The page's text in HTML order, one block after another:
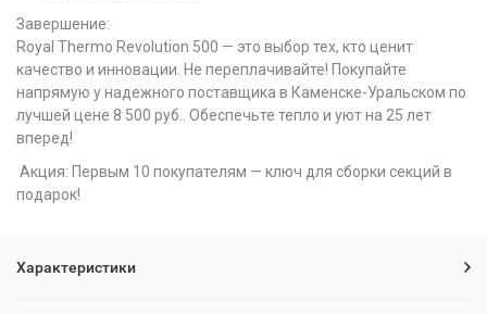
Завершение:
Royal Thermo Revolution 500 — это выбор тех, кто ценит
качество и инновации. Не переплачивайте! Покупайте
напрямую у надежного поставщика в Каменске-Уральском по
лучшей цене 8 500 руб.. Обеспечьте тепло и уют на 25 лет
вперед!
Акция: Первым 10 покупателям — ключ для сборки секций в
подарок!
Характеристики